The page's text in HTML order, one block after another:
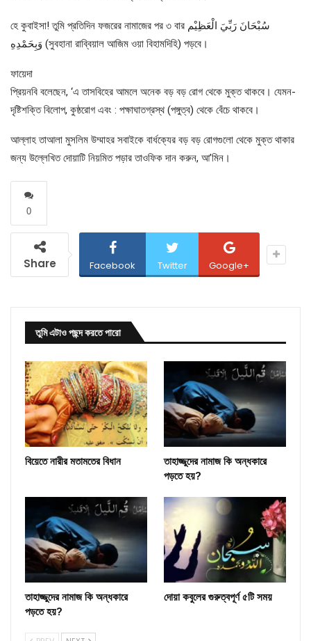
হে কুবাইসা! তুমি প্রতিদিন ফজরের নামাজের পর ৩ বার سُبْحَانَ رَبِّيَ الْعَظِيْم
وَبِحَمْدِهِ (সুবহানা রাব্বিয়াল আজিম ওয়া বিহামদিহি) পড়বে।
ফায়েদা
প্রিয়নবি বলেছেন, ‘এ তাসবিহের আমলে অনেক বড় বড় রোগ থেকে মুক্ত থাকবে। যেমন-
দৃষ্টিশক্তি বিলোপ, কুষ্ঠরোগ এবং : পক্ষাঘাতগ্রস্থ (পঙ্গুত্ব) থেকে বেঁচে থাকবে।
আল্লাহ তাআলা মুসলিম উম্মাহর সবাইকে বার্ধক্যের বড় বড় রোগগুলো থেকে মুক্ত থাকার
জন্য উল্লেখিত দোয়াটি নিয়মিত পড়ার তাওফিক দান করুন, আ’মিন।
0
Share Facebook Twitter Google+
তুমি এটাও পছন্দ করতে পারো
বিয়েতে নারীর মতামতের বিধান
তাহাজ্জুদের নামাজ কি অন্ধকারে
পড়তে হয়?
তাহাজ্জুদের নামাজ কি অন্ধকারে
পড়তে হয়?
দোয়া কবুলের গুরুত্বপূর্ণ ৫টি সময়